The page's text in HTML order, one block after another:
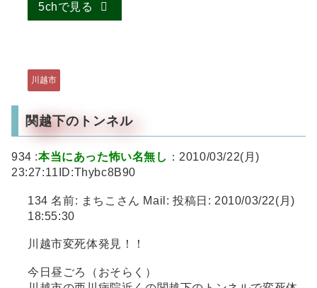
5chで見る
川越市
関越下のトンネル
934 :本当にあった怖い名無し ：2010/03/22(月)
23:27:11ID:Thybc8B90
134 名前: まちこさん Mail: 投稿日: 2010/03/22(月)
18:55:30
川越市変死体発見！！
今日昼ごろ（おそらく）